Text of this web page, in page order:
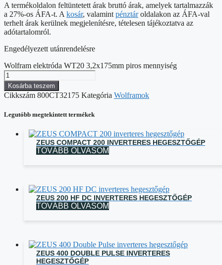
A termékoldalon feltüntetett árak bruttó árak, amelyek tartalmazzák
a 27%-os ÁFA-t. A kosár, valamint pénztároldalakon az ÁFA-val
terhelt árak kerülnek megjelenítésre, tételesen tájékoztatva az
adótartalomról.
Engedélyezett utánrendelésre
Wolfram elektróda WT20 3,2x175mm piros mennyiség
Kosárba teszem
Cikkszám 800CT32175 Kategória Wolframok
Legutóbb megtekintett termékek
ZEUS COMPACT 200 INVERTERES HEGESZTŐGÉP
TOVÁBB OLVASOM
ZEUS 200 HF DC INVERTERES HEGESZTŐGÉP
TOVÁBB OLVASOM
ZEUS 400 DOUBLE PULSE INVERTERES
HEGESZTŐGÉP